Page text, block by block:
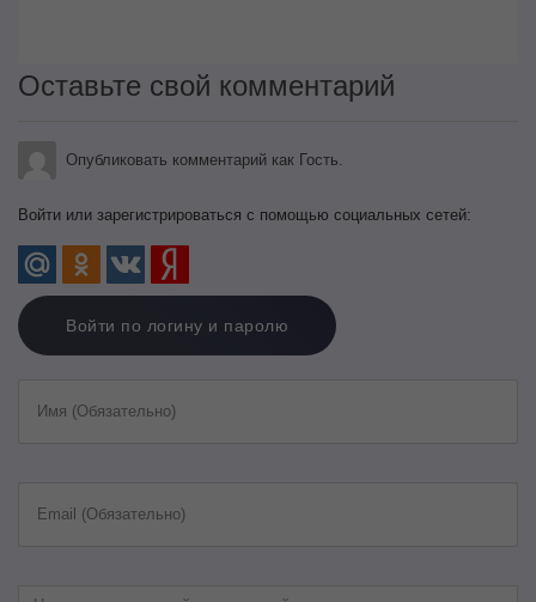
Оставьте свой комментарий
Опубликовать комментарий как Гость.
Войти или зарегистрироваться с помощью социальных сетей:
Войти по логину и паролю
Имя (Обязательно)
Email (Обязательно)